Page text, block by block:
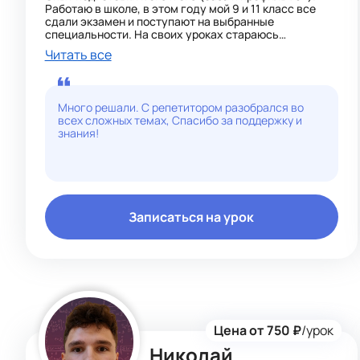
Работаю в школе, в этом году мой 9 и 11 класс все
сдали экзамен и поступают на выбранные
специальности. На своих уроках стараюсь
достаточно просто объяснить материал. В
дополнении разбираем задачи олимпиадной
Читать все
Много решали. С репетитором разобрался во
всех сложных темах, Спасибо за поддержку и
знания!
Записаться на урок
Цена от 750 ₽/урок